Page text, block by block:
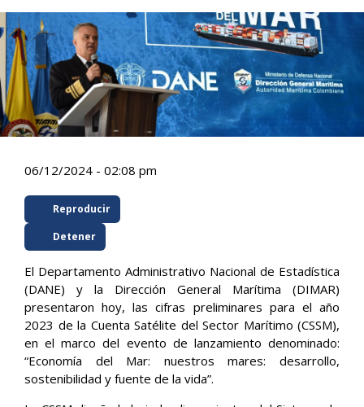
06/12/2024 - 02:08 pm
Reproducir
Detener
El Departamento Administrativo Nacional de Estadística
(DANE) y la Dirección General Marítima (DIMAR)
presentaron hoy, las cifras preliminares para el año
2023 de la Cuenta Satélite del Sector Marítimo (CSSM),
en el marco del evento de lanzamiento denominado:
“Economía del Mar: nuestros mares: desarrollo,
sostenibilidad y fuente de la vida”.